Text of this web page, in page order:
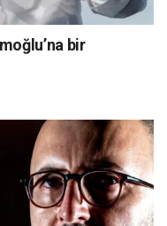
bir